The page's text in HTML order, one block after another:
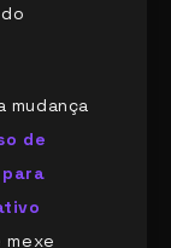
mudança
de
mexe